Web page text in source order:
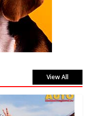
View All